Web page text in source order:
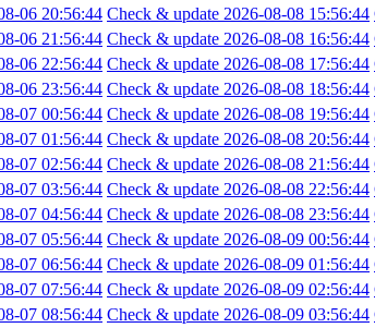
06 20:56:44
06 21:56:44
06 22:56:44
06 23:56:44
07 00:56:44
07 01:56:44
07 02:56:44
07 03:56:44
07 04:56:44
07 05:56:44
07 06:56:44
07 07:56:44
07 08:56:44
Check & update 2026-08-08 15:56:44
Check & update 2026-08-08 16:56:44
Check & update 2026-08-08 17:56:44
Check & update 2026-08-08 18:56:44
Check & update 2026-08-08 19:56:44
Check & update 2026-08-08 20:56:44
Check & update 2026-08-08 21:56:44
Check & update 2026-08-08 22:56:44
Check & update 2026-08-08 23:56:44
Check & update 2026-08-09 00:56:44
Check & update 2026-08-09 01:56:44
Check & update 2026-08-09 02:56:44
Check & update 2026-08-09 03:56:44